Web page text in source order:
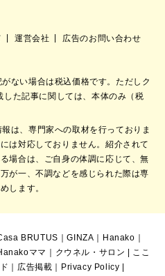
運営会社
広告のお問い合わせ
ない場合は税込価格です。ただしク
た記事に関しては、本体のみ（税
は、専門家への取材を行っておりま
は対応しておりません。紹介されて
場合は、ご自身の体調に応じて、無
が一、不調などを感じられた際は専
します。
BRUTUS ｜GINZA Hanako
ママ クウネル・サロン
ここ
広告掲載 Privacy Policy